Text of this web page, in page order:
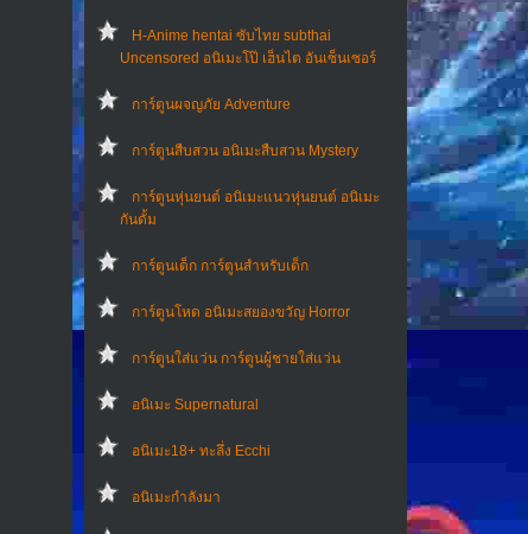
H-Anime hentai ซับไทย subthai
Uncensored อนิเมะโป๊ เฮ็นไต อันเซ็นเซอร์
การ์ตูนผจญภัย Adventure
การ์ตูนสืบสวน อนิเมะสืบสวน Mystery
การ์ตูนหุ่นยนต์ อนิเมะแนวหุ่นยนต์ อนิเมะ
กันดั้ม
การ์ตูนเด็ก การ์ตูนสำหรับเด็ก
การ์ตูนโหด อนิเมะสยองขวัญ Horror
การ์ตูนใส่แว่น การ์ตูนผู้ชายใส่แว่น
อนิเมะ Supernatural
อนิเมะ18+ ทะลึ่ง Ecchi
อนิเมะกำลังมา